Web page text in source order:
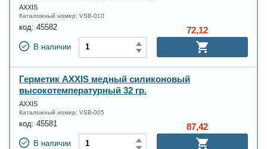
AXXIS
Каталожный номер: VSB-010
код: 45582
В наличии
72,12
Герметик AXXIS медный силиконовый
высокотемпературный 32 гр.
AXXIS
Каталожный номер: VSB-005
код: 45581
В наличии
87,42